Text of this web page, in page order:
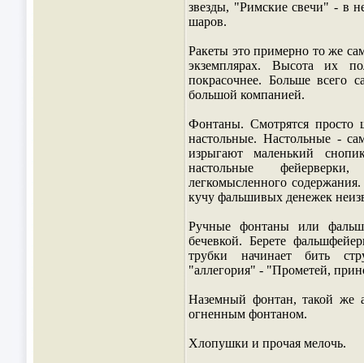
звезды, "Римские свечи" - в
шаров.
Ракеты это примерно то же
экземплярах. Высота их
покрасочнее. Больше всего
большой компанией.
Фонтаны. Смотрятся
настольные. Настольные -
изрыгают маленький
настольные
легкомысленного
кучу фальшивых денежек
Ручные фонтаны или
бечевкой. Берете
трубки начинает бить
"аллегория" - "Прометей,
Наземный фонтан, такой же
огненным фонтаном.
Хлопушки и прочая мелочь.